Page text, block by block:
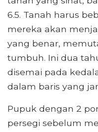
6.5. Tanah harus
mereka akan
yang benar,
tumbuh. Ini dua
disemai pada
dalam baris yang
Pupuk dengan 2
persegi sebelum